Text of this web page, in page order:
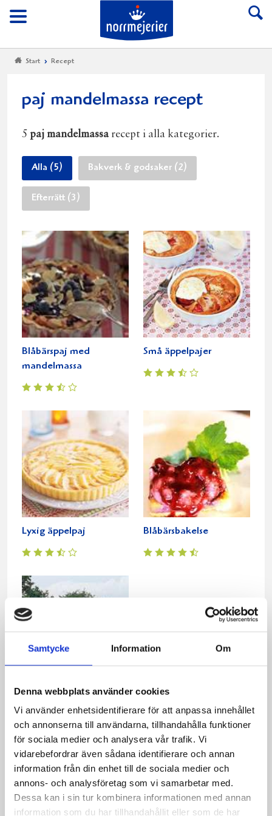
Samtycke Information Om
Denna webbplats använder cookies
Vi använder enhetsidentifierare för att anpassa innehållet
och annonserna till användarna, tillhandahålla funktioner
för sociala medier och analysera vår trafik. Vi
vidarebefordrar även sådana identifierare och annan
information från din enhet till de sociala medier och
annons- och analysföretag som vi samarbetar med.
Dessa kan i sin tur kombinera informationen med annan
information som du har tillhandahållit eller som de har
Meny
Till Norrmejerier
Start Recept
paj mandelmassa recept
5 paj mandelmassa recept i alla kategorier.
Alla (5) Bakverk & godsaker (2)
Efterrätt (3)
Blåbärspaj med
mandelmassa
Små äppelpajer
Lyxig äppelpaj Blåbärsbakelse
Urlätt Rabarberpaj
Relaterade recept:
mandelmassa mandel paj
äppelpaj mandelmassa
rabarberpaj mandelmassa